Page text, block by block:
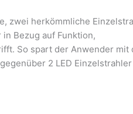
zwei herkömmliche
Bezug auf Funktion,
So spart der Anwender mit
2 LED Einzelstrahler